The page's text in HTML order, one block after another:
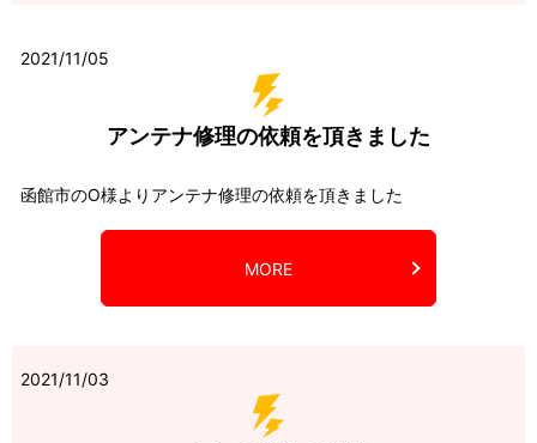
2021/11/05
アンテナ修理の依頼を頂きました
函館市のO様よりアンテナ修理の依頼を頂きました
MORE
2021/11/03